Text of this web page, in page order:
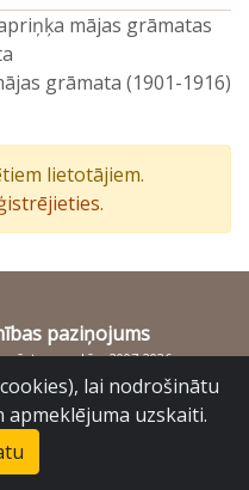
mājas grāmatas
grāmata (1901-1916)
lietotājiem.
.
paziņojums
vēstures arhīvs 2007-2026
LV – 1048lai nodrošinātu
apmeklējuma uzskaiti.